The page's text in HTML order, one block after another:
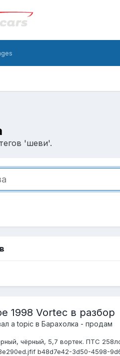
'шеви'.
1998 Vortec в разбор
a topic в Барахолка - продам
чёрный, 5,7 вортек. ПТС
b48d7e42-3d50-4598-